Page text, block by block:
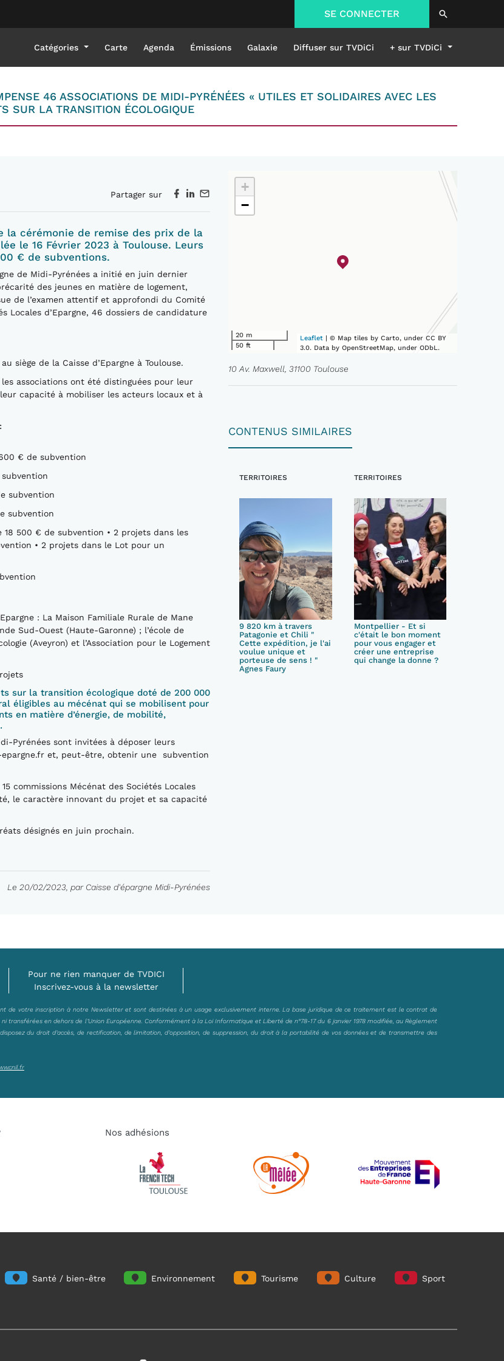
SE CONNECTER
Catégories Carte Agenda Émissions Galaxie Diffuser sur TVDiCi + sur TVDiCi
46 ASSOCIATIONS DE MIDI-PYRÉNÉES « UTILES ET SOLIDAIRES AVEC LES
SUR LA TRANSITION ÉCOLOGIQUE
Partager sur
la cérémonie de remise des prix de la
le 16 Février 2023 à Toulouse. Leurs
€ de subventions.
de Midi-Pyrénées a initié en juin dernier
des jeunes en matière de logement,
de l’examen attentif et approfondi du Comité
Locales d’Epargne, 46 dossiers de candidature
siège de la Caisse d’Epargne à Toulouse.
associations ont été distinguées pour leur
capacité à mobiliser les acteurs locaux et à
€ de subvention
subvention
subvention
500 € de subvention • 2 projets dans les
• 2 projets dans le Lot pour un
: La Maison Familiale Rurale de Mane
Sud-Ouest (Haute-Garonne) ; l’école de
(Aveyron) et l’Association pour le Logement
sur la transition écologique doté de 200 000
éligibles au mécénat qui se mobilisent pour
en matière d’énergie, de mobilité,
Pyrénées sont invitées à déposer leurs
epargne.fr et, peut-être, obtenir une subvention
commissions Mécénat des Sociétés Locales
le caractère innovant du projet et sa capacité
désignés en juin prochain.
Le 20/02/2023, par Caisse d'épargne Midi-Pyrénées
+
−
20 m
50 ft
Leaflet | © Map tiles by Carto, under CC BY
3.0. Data by OpenStreetMap, under ODbL.
10 Av. Maxwell, 31100 Toulouse
CONTENUS SIMILAIRES
TERRITOIRES
9 820 km à travers
Patagonie et Chili "
Cette expédition, je l'ai
voulue unique et
porteuse de sens ! "
Agnes Faury
TERRITOIRES
Montpellier - Et si
c'était le bon moment
pour vous engager et
créer une entreprise
qui change la donne ?
Pour ne rien manquer de TVDICI
Inscrivez-vous à la newsletter
de votre inscription à notre Newsletter et sont destinées à un usage exclusivement interne. La base juridique de ce traitement est le contrat de
transférées en dehors de l’Union Européenne. Conformément à la Loi Informatique et Liberté de n°78-17 du 6 janvier 1978 modifiée, au Règlement
du droit d’accès, de rectification, de limitation, d’opposition, de suppression, du droit à la portabilité de vos données et de transmettre des
Nos adhésions
Santé / bien-être Environnement Tourisme Culture Sport